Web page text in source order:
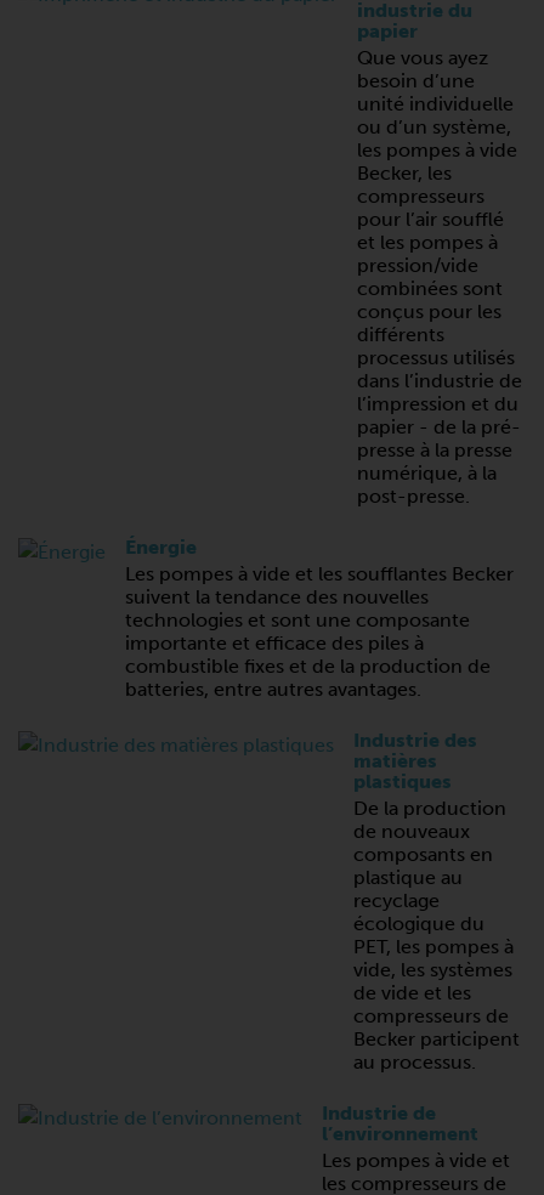
industrie du
papier
Que vous ayez
besoin d’une
unité individuelle
ou d’un système,
les pompes à vide
Becker, les
compresseurs
pour l’air soufflé
et les pompes à
pression/vide
combinées sont
conçus pour les
différents
processus utilisés
dans l’industrie de
l’impression et du
papier - de la pré-
presse à la presse
numérique, à la
post-presse.
Énergie
Les pompes à vide et les soufflantes Becker
suivent la tendance des nouvelles
technologies et sont une composante
importante et efficace des piles à
combustible fixes et de la production de
batteries, entre autres avantages.
Industrie des
matières
plastiques
De la production
de nouveaux
composants en
plastique au
recyclage
écologique du
PET, les pompes à
vide, les systèmes
de vide et les
compresseurs de
Becker participent
au processus.
Industrie de
l’environnement
Les pompes à vide et
les compresseurs de